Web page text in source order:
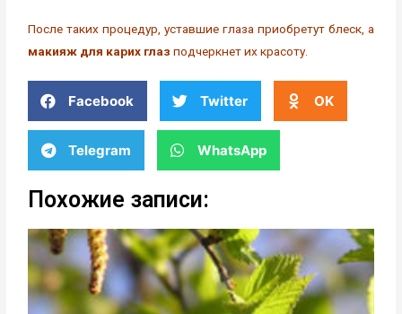
После таких процедур, уставшие глаза приобретут блеск, а
макияж для карих глаз подчеркнет их красоту.
Facebook Twitter OK
Telegram WhatsApp
Похожие записи: